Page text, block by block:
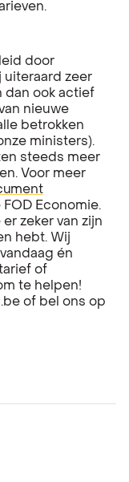
door
uiteraard zeer
dan ook actief
nieuwe
betrokken
ministers).
steeds meer
Voor meer
Economie.
zeker van zijn
hebt. Wij
én
of
te helpen!
of bel ons op